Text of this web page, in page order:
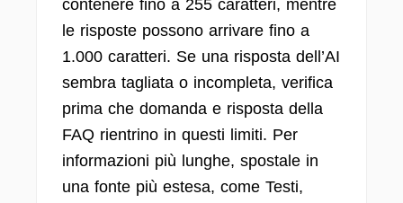
contenere fino a 255 caratteri, mentre
le risposte possono arrivare fino a
1.000 caratteri. Se una risposta dell’AI
sembra tagliata o incompleta, verifica
prima che domanda e risposta della
FAQ rientrino in questi limiti. Per
informazioni più lunghe, spostale in
una fonte più estesa, come Testi,